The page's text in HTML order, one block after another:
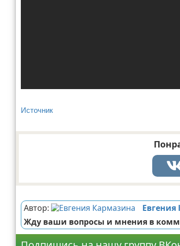
Источник
Автор:
Жду ваши вопросы и мнения в